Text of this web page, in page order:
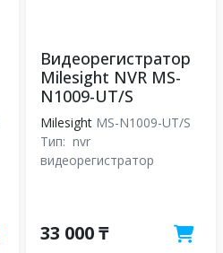
Видеорегистратор
Milesight NVR MS-
N1009-UT/S
Milesight MS-N1009-UT/S
Тип: nvr
видеорегистратор
33 000 ₸